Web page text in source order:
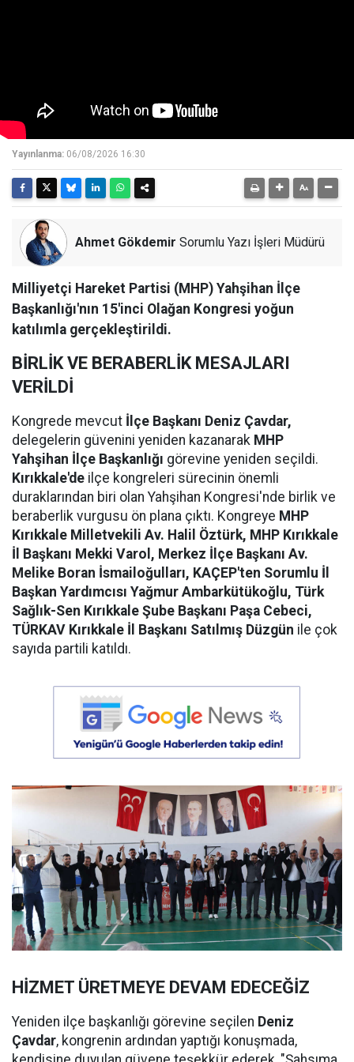
Yayınlanma: 06/08/2026 16:30
Ahmet Gökdemir Sorumlu Yazı İşleri Müdürü
Milliyetçi Hareket Partisi (MHP) Yahşihan İlçe
Başkanlığı'nın 15'inci Olağan Kongresi yoğun
katılımla gerçekleştirildi.
BİRLİK VE BERABERLİK MESAJLARI
VERİLDİ
Kongrede mevcut İlçe Başkanı Deniz Çavdar,
delegelerin güvenini yeniden kazanarak MHP
Yahşihan İlçe Başkanlığı görevine yeniden seçildi.
Kırıkkale'de ilçe kongreleri sürecinin önemli
duraklarından biri olan Yahşihan Kongresi'nde birlik ve
beraberlik vurgusu ön plana çıktı. Kongreye MHP
Kırıkkale Milletvekili Av. Halil Öztürk, MHP Kırıkkale
İl Başkanı Mekki Varol, Merkez İlçe Başkanı Av.
Melike Boran İsmailoğulları, KAÇEP'ten Sorumlu İl
Başkan Yardımcısı Yağmur Ambarkütükoğlu, Türk
Sağlık-Sen Kırıkkale Şube Başkanı Paşa Cebeci,
TÜRKAV Kırıkkale İl Başkanı Satılmış Düzgün ile çok
sayıda partili katıldı.
HİZMET ÜRETMEYE DEVAM EDECEĞİZ
Yeniden ilçe başkanlığı görevine seçilen Deniz
Çavdar, kongrenin ardından yaptığı konuşmada,